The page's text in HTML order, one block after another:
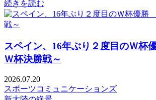
続きを読む
スペイン、16年ぶり２度目のＷ
Ｗ杯決勝戦～
2026.07.20
スポーツコミュニケーションズ